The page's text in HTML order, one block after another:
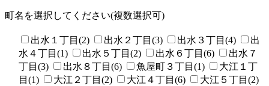
町名を選択してください(複数選択可)
出水１丁目(2) 出水２丁目(3) 出水３丁目(4)
出
水４丁目(1)
出水５丁目(2) 出水６丁目(6)
出水７
丁目(3)
出水８丁目(6) 魚屋町３丁目(1)
大江１丁
目(1)
大江２丁目(2) 大江４丁目(6)
大江５丁目(2)